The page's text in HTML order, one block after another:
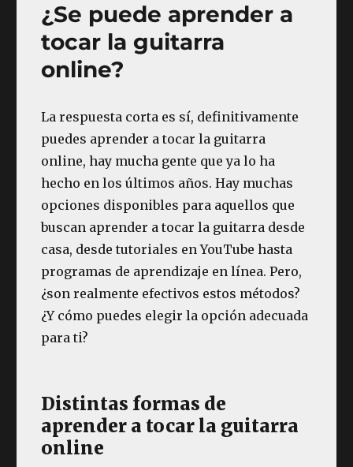
canales
YouTube
aprender
tocar
la
guitarra
nuestro
punto
de
¿Se puede aprender a
tocar la guitarra
online?
La respuesta corta es sí, definitivamente
puedes aprender a tocar la guitarra
online, hay mucha gente que ya lo ha
hecho en los últimos años. Hay muchas
opciones disponibles para aquellos que
buscan aprender a tocar la guitarra desde
casa, desde tutoriales en YouTube hasta
programas de aprendizaje en línea. Pero,
¿son realmente efectivos estos métodos?
¿Y cómo puedes elegir la opción adecuada
para ti?
Distintas formas de
aprender a tocar la guitarra
online